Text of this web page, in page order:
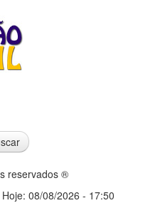
reservados ®
08/08/2026 - 17:50